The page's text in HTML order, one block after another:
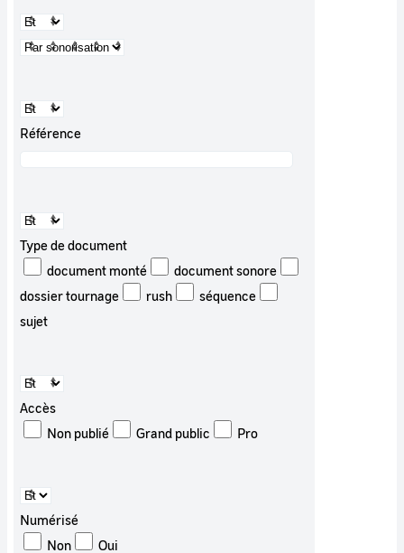
Référence
Type de document
document monté
document sonore
dossier tournage
rush
séquence
sujet
Accès
Non publié
Grand public Pro
Numérisé
Non
Oui